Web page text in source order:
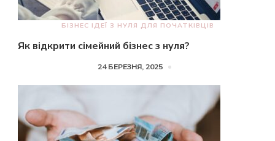
БІЗНЕС ІДЕЇ З НУЛЯ ДЛЯ ПОЧАТКІВЦІВ
Як відкрити сімейний бізнес з нуля?
24 БЕРЕЗНЯ, 2025